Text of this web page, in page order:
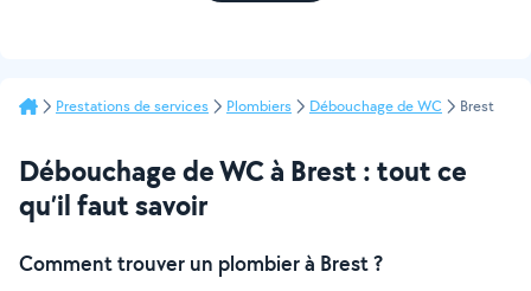
Prestations de services Plombiers Débouchage de WC Brest
Débouchage de WC à Brest : tout ce
qu’il faut savoir
Comment trouver un plombier à Brest ?